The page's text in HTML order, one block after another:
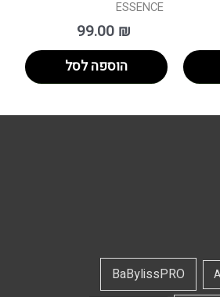
ESSENCE
99.00 ₪
הוספה לסל
BaBylissPRO